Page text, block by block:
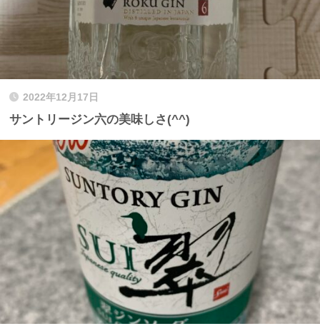
2022年12月17日
サントリージン六の美味しさ(^^)